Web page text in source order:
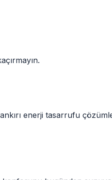
enerji tasarrufu